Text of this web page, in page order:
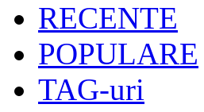
RECENTE
POPULARE
TAG-uri